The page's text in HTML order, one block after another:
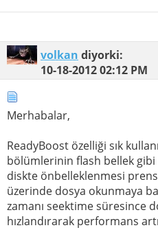
volkan diyorki:
10-18-201202:12 PM
Merhabalar,
ReadyBoost özelliği sık
bölümlerinin flash bellek gibi
diskte önbelleklenmesi
üzerinde dosya okunmaya
zamanı seektime süresince
hızlandırarak performans